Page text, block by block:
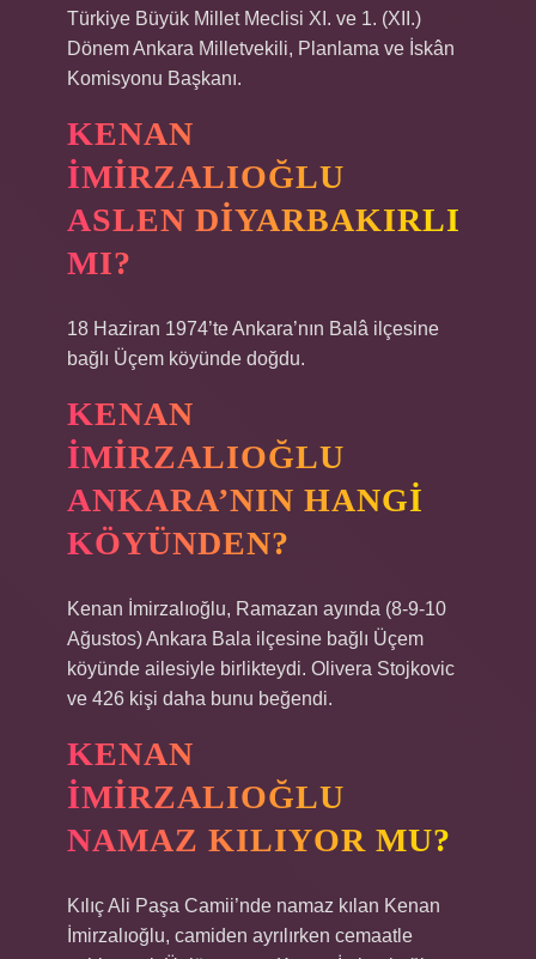
Türkiye Büyük Millet Meclisi XI. ve 1. (XII.)
Dönem Ankara Milletvekili, Planlama ve İskân
Komisyonu Başkanı.
KENAN
İMIRZALIOĞLU
ASLEN DIYARBAKIRLI
MI?
18 Haziran 1974’te Ankara’nın Balâ ilçesine
bağlı Üçem köyünde doğdu.
KENAN
İMIRZALIOĞLU
ANKARA’NIN HANGI
KÖYÜNDEN?
Kenan İmirzalıoğlu, Ramazan ayında (8-9-10
Ağustos) Ankara Bala ilçesine bağlı Üçem
köyünde ailesiyle birlikteydi. Olivera Stojkovic
ve 426 kişi daha bunu beğendi.
KENAN
İMIRZALIOĞLU
NAMAZ KILIYOR MU?
Kılıç Ali Paşa Camii’nde namaz kılan Kenan
İmirzalıoğlu, camiden ayrılırken cemaatle